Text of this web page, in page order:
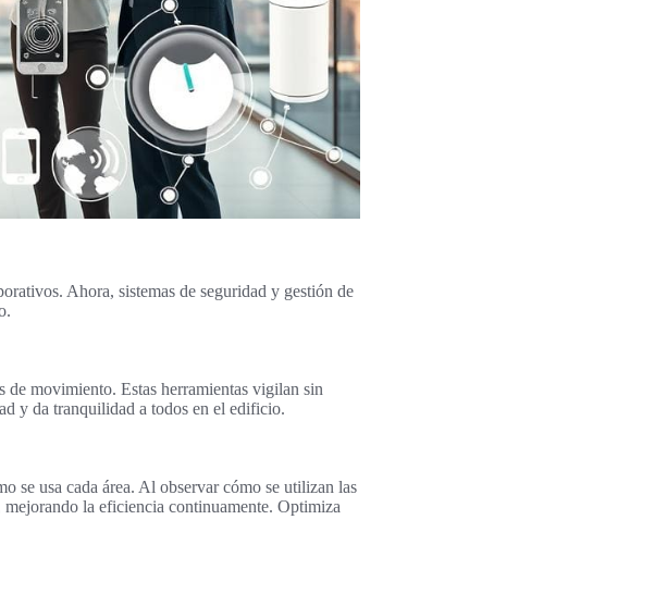
Ahora, sistemas de seguridad y gestión de
de movimiento. Estas herramientas vigilan sin
y da tranquilidad a todos en el edificio.
se usa cada área. Al observar cómo se utilizan las
la eficiencia continuamente. Optimiza